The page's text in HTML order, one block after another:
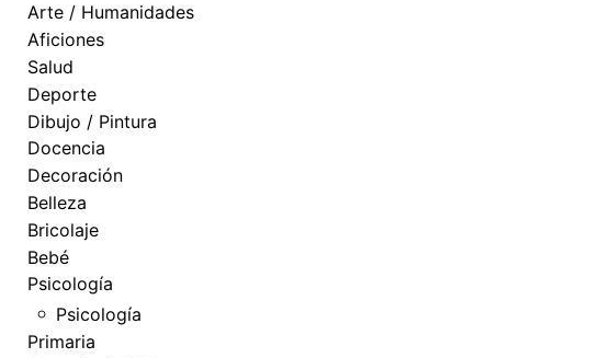
Arte / Humanidades
Aficiones
Salud
Deporte
Dibujo / Pintura
Docencia
Decoración
Belleza
Bricolaje
Bebé
Psicología
Psicología
Primaria